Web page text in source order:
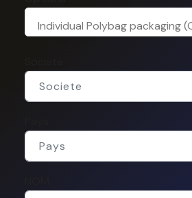
Individual Polybag packaging